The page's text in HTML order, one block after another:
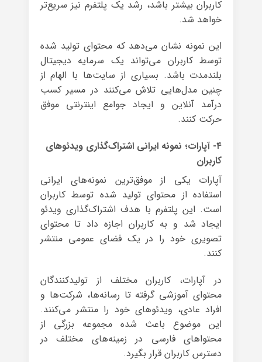
کاربران بیشتر باشد، رشد یک پلتفرم نیز سریع‌تر
خواهد شد.
این نمونه نشان می‌دهد که محتوای تولید شده
توسط کاربران می‌تواند یک سرمایه دیجیتال
بلندمدت باشد. بسیاری از سایت‌ها با الهام از
چنین مدل‌هایی تلاش می‌کنند در مسیر کسب
درآمد آنلاین و ایجاد جوامع اینترنتی موفق
حرکت کنند.
۴- آپارات؛ نمونه ایرانی اشتراک‌گذاری ویدئوهای
کاربران
آپارات یکی از موفق‌ترین نمونه‌های ایرانی
استفاده از محتوای تولید شده توسط کاربران
است. این پلتفرم با هدف اشتراک‌گذاری ویدئو
ایجاد شد و به کاربران اجازه داد تا محتوای
تصویری خود را در یک فضای عمومی منتشر
کنند.
در آپارات، کاربران مختلف از تولیدکنندگان
محتوای آموزشی گرفته تا رسانه‌ها، شرکت‌ها و
افراد عادی، ویدئوهای خود را منتشر می‌کنند.
این موضوع باعث شده مجموعه بزرگی از
محتواهای فارسی در زمینه‌های مختلف در
دسترس کاربران قرار بگیرد.